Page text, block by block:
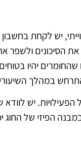
יש לקחת בחשבון
את הסיכונים
שהחומרים יהיו
במהלך
הפעילויות. יש
הפיזי של החוג